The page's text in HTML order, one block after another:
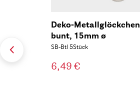
Deko-Metallglöckchen
bunt, 15mm ø
SB-Btl 5Stück
6,49 €